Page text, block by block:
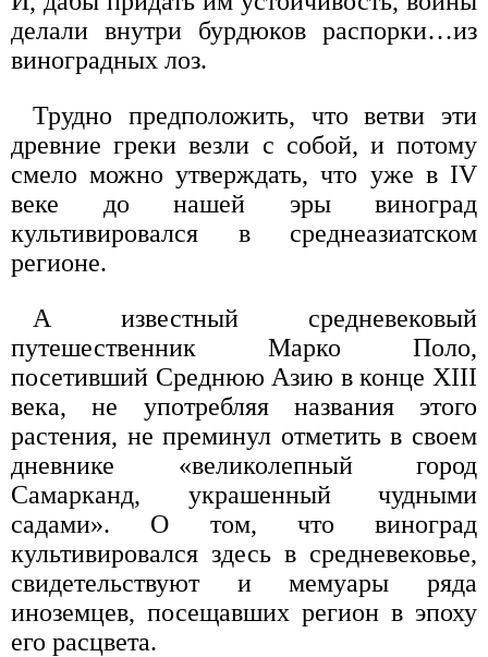
делали внутри бурдюков распорки…из
виноградных лоз.
Трудно предположить, что ветви эти
древние греки везли с собой, и потому
смело можно утверждать, что уже в IV
веке до нашей эры виноград
культивировался в среднеазиатском
регионе.
А известный средневековый
путешественник Марко Поло,
посетивший Среднюю Азию в конце XIII
века, не употребляя названия этого
растения, не преминул отметить в своем
дневнике «великолепный город
Самарканд, украшенный чудными
садами». О том, что виноград
культивировался здесь в средневековье,
свидетельствуют и мемуары ряда
иноземцев, посещавших регион в эпоху
его расцвета.